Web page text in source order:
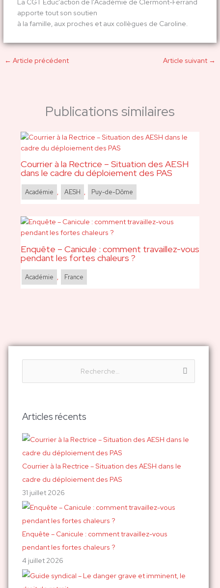
e
h
r
c
h
e
r
:
Articles récents
Courrier à la Rectrice – Situation des AESH dans le
cadre du déploiement des PAS
31 juillet 2026
Enquête – Canicule : comment travaillez-vous
pendant les fortes chaleurs ?
4 juillet 2026
La CGT Educ'action de l'Académie de Clermont-Ferrand
apporte tout son soutien
à la famille, aux proches et aux collègues de Caroline.
← Article précédent Article suivant →
Publications similaires
Courrier à la Rectrice – Situation des AESH
dans le cadre du déploiement des PAS
Académie , AESH , Puy-de-Dôme
Enquête – Canicule : comment travaillez-vous
pendant les fortes chaleurs ?
Académie , France